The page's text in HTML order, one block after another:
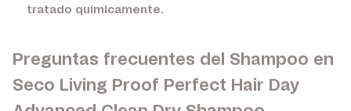
tratado químicamente.
Preguntas frecuentes del Shampoo en
Seco Living Proof Perfect Hair Day